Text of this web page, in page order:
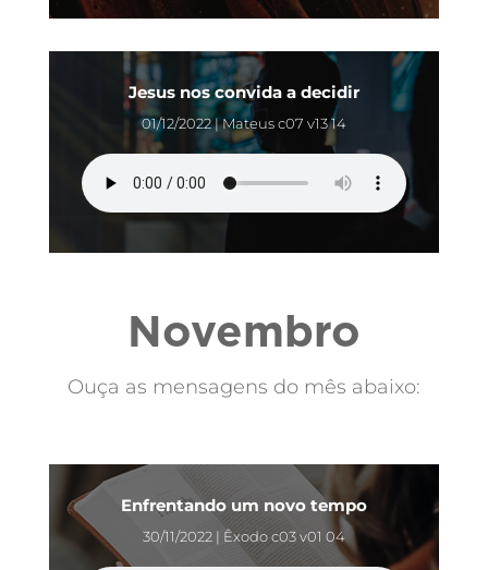
Jesus nos convida a decidir
01/12/2022 | Mateus c07 v13 14
Novembro
Ouça as mensagens do mês abaixo:
Enfrentando um novo tempo
30/11/2022 | Êxodo c03 v01 04